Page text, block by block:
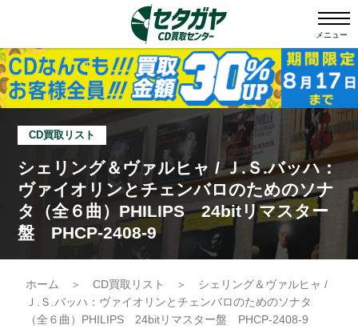
メニュー
CD買取リスト
シェリング＆ヴァルヒャ / Ｊ.Ｓ.バッハ：
ヴァイオリンとチェンバロのためのソナ
タ（全６曲）PHILIPS 24bitリマスター
盤 PHCP-2408-9
ホーム ＞ CD買取リスト ＞
シェリング＆ヴァルヒャ /
Ｊ.Ｓ.バッハ：ヴァイオリンとチェンバロのためのソナタ
（全６曲）PHILIPS 24bitリマスター盤 PHCP-2408-9